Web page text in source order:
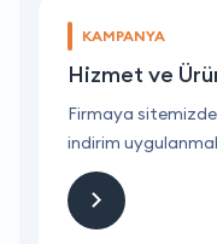
KAMPANYA
Hizmet ve
Firmaya
indirim